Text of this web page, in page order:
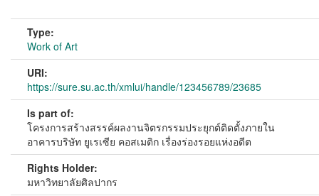
Type:
Work of Art
URI:
https://sure.su.ac.th/xmlui/handle/123456789/23685
Is part of:
โครงการสร้างสรรค์ผลงานจิตรกรรมประยุกต์ติดตั้งภายใน
อาคารบริษัท ยูเรเซีย คอสเมติก เรื่องร่องรอยแห่งอดีต
Rights Holder:
มหาวิทยาลัยศิลปากร